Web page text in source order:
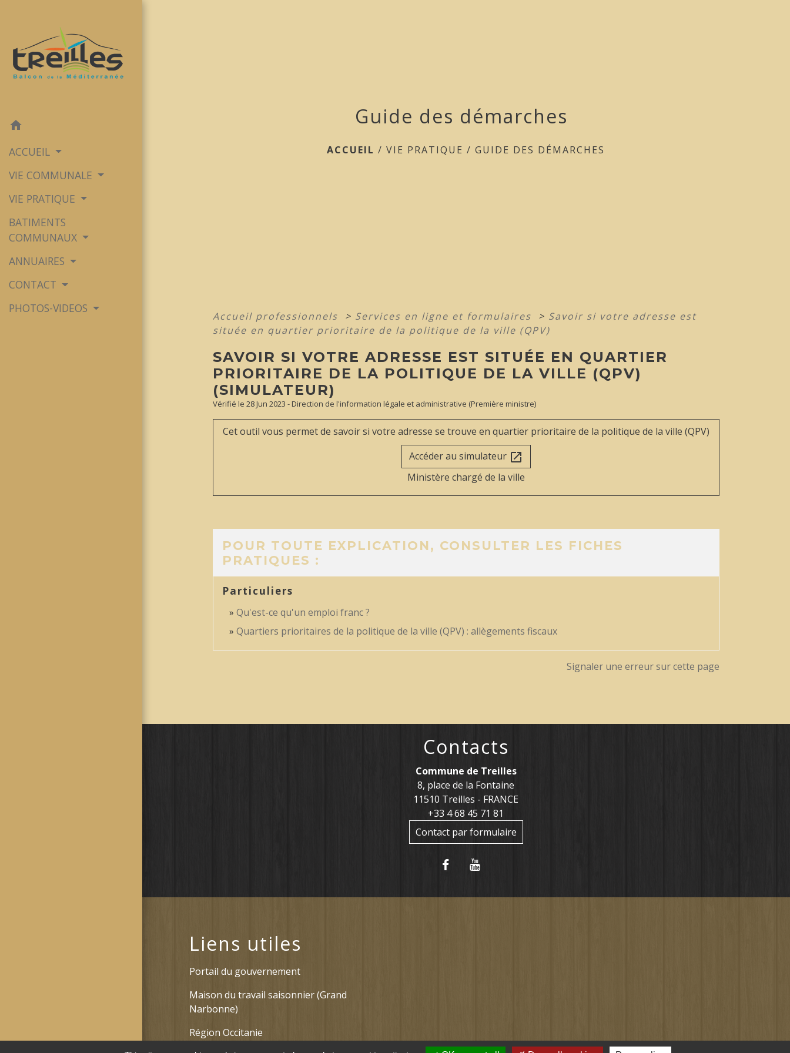
home
ACCUEIL
VIE COMMUNALE
VIE PRATIQUE
BATIMENTS
COMMUNAUX
ANNUAIRES
CONTACT
PHOTOS-VIDEOS
Guide des démarches
ACCUEIL /VIE PRATIQUE /GUIDE DES DÉMARCHES
Accueil professionnels > Services en ligne et formulaires > Savoir si votre adresse est
située en quartier prioritaire de la politique de la ville (QPV)
SAVOIR SI VOTRE ADRESSE EST SITUÉE EN QUARTIER
PRIORITAIRE DE LA POLITIQUE DE LA VILLE (QPV)
(SIMULATEUR)
Vérifié le 28 Jun 2023 - Direction de l'information légale et administrative (Première ministre)
Cet outil vous permet de savoir si votre adresse se trouve en quartier prioritaire de la politique de la ville (QPV)
Accéder au simulateur open_in_new
Ministère chargé de la ville
POUR TOUTE EXPLICATION, CONSULTER LES FICHES
PRATIQUES :
Particuliers
Qu'est-ce qu'un emploi franc ?
Quartiers prioritaires de la politique de la ville (QPV) : allègements fiscaux
Signaler une erreur sur cette page
Contacts
Commune de Treilles
8, place de la Fontaine
11510 Treilles - FRANCE
+33 4 68 45 71 81
Contact par formulaire
Liens utiles
Portail du gouvernement
Maison du travail saisonnier (Grand
Narbonne)
Région Occitanie